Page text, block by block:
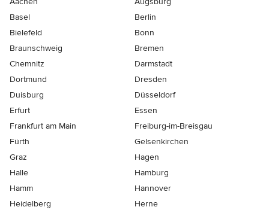
Basel
Berlin
Bielefeld
Bonn
Braunschweig
Bremen
Chemnitz
Darmstadt
Dortmund
Dresden
Duisburg
Düsseldorf
Erfurt
Essen
Frankfurt am Main
Freiburg-im-Breisgau
Fürth
Gelsenkirchen
Graz
Hagen
Halle
Hamburg
Hamm
Hannover
Heidelberg
Herne